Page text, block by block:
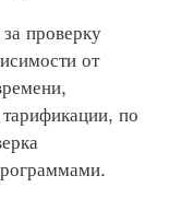
проверку
от
по